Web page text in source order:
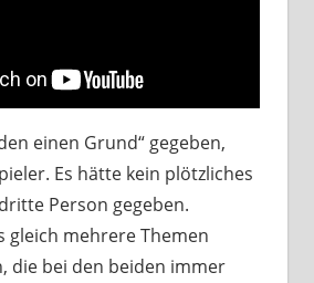
einen Grund“ gegeben,
Es hätte kein plötzliches
Person gegeben.
gleich mehrere Themen
die bei den beiden immer